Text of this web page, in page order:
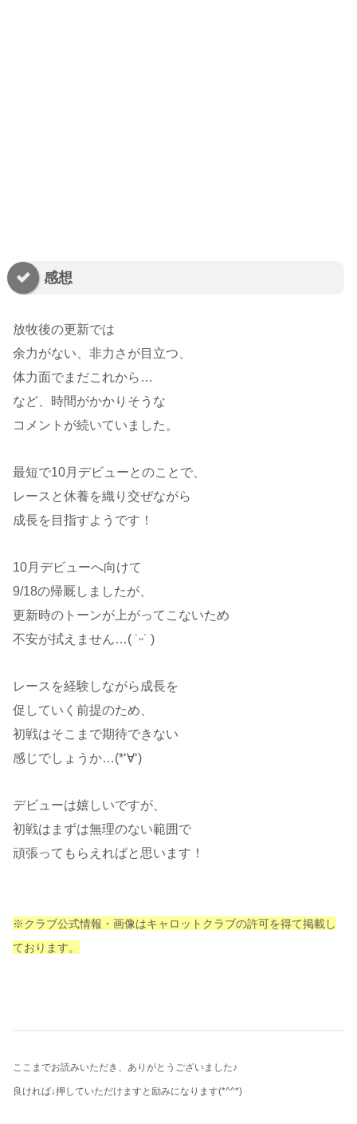
感想
放牧後の更新では
余力がない、非力さが目立つ、
体力面でまだこれから…
など、時間がかかりそうな
コメントが続いていました。
最短で10月デビューとのことで、
レースと休養を織り交ぜながら
成長を目指すようです！
10月デビューへ向けて
9/18の帰厩しましたが、
更新時のトーンが上がってこないため
不安が拭えません…( ˙ᵕ​˙ )
レースを経験しながら成長を
促していく前提のため、
初戦はそこまで期待できない
感じでしょうか…(*‘∀‘)
デビューは嬉しいですが、
初戦はまずは無理のない範囲で
頑張ってもらえればと思います！
※クラブ公式情報・画像はキャロットクラブの許可を得て掲載し
ております。
ここまでお読みいただき、ありがとうございました♪
良ければ↓押していただけますと励みになります(*^^*)